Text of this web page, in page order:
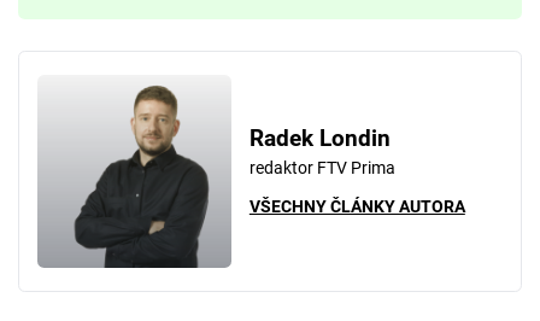
Radek Londin
redaktor FTV Prima
VŠECHNY ČLÁNKY AUTORA